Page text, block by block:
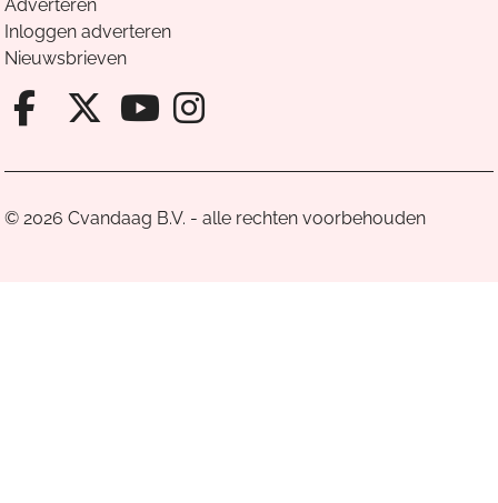
Adverteren
Inloggen adverteren
Nieuwsbrieven
Facebook van Cvandaag
X van Cvandaag
Instagram van
© 2026 Cvandaag B.V. - alle rechten voorbehouden